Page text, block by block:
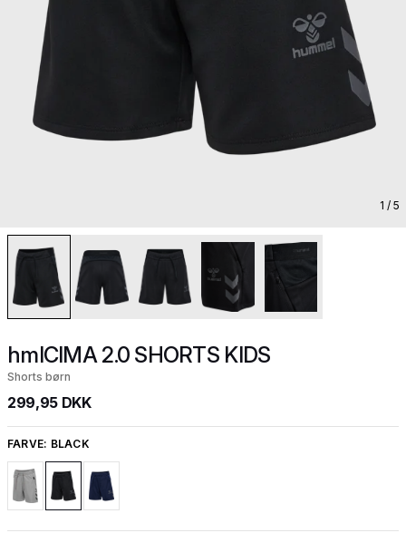
1 / 5
hmlCIMA 2.0 SHORTS KIDS
Shorts børn
299,95 DKK
FARVE: BLACK